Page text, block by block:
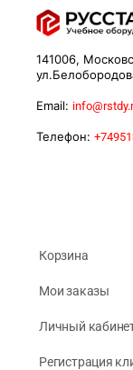
141006,
Email:
Телефон:
Корзина
Мои заказы
Личный
Регистрация